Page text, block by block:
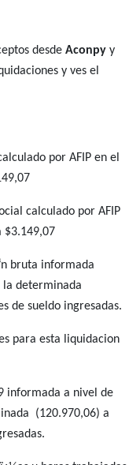
desde Aconpy y
y ves el
por AFIP en el
calculado por AFIP
$3.149,07
bruta informada
determinada
de sueldo ingresadas.
para esta liquidacion
informada a nivel de
(120.970,06) a